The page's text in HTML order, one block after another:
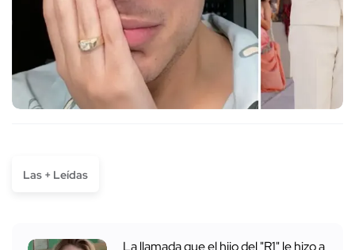
Las + Leídas
La llamada que el hijo del "R1" le hizo a